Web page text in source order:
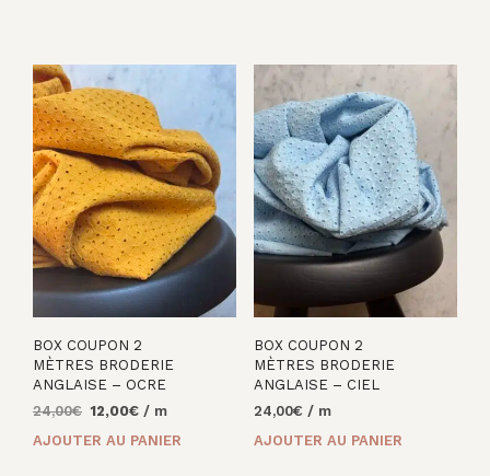
BOX COUPON 2
MÈTRES BRODERIE
ANGLAISE – OCRE
24,00€ Le
12,00€Le/ m
AJOUTER AU PANIER
BOX COUPON 2
MÈTRES BRODERIE
ANGLAISE – CIEL
24,00€ / m
AJOUTER AU PANIER